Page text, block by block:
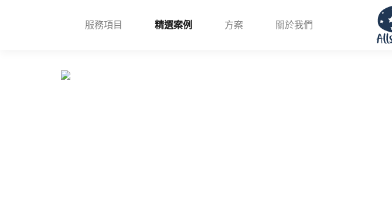
服務項目 精選案例 方案 關於我們